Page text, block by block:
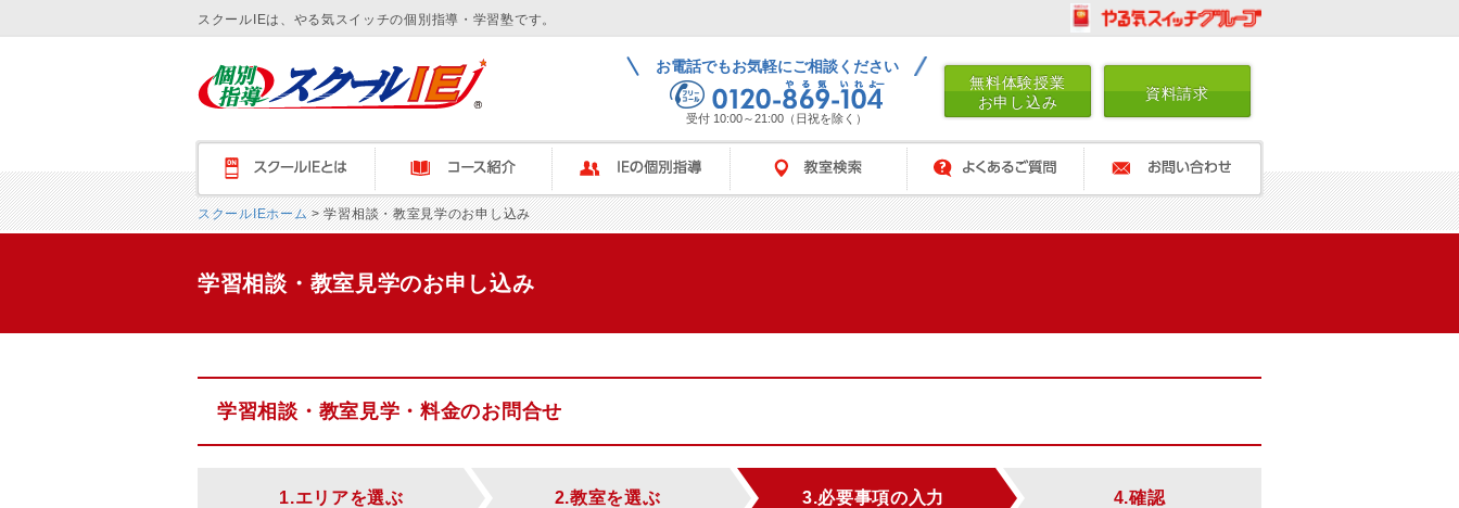
スクールIEは、やる気スイッチの個別指導・学習塾です。
お電話でもお気軽にご相談ください
受付 10:00～21:00（日祝を除く）
無料体験授業
お申し込み
資料請求
スクールＩＥとは コース紹介 IEの個別指導 教室検索 よくあるご質問 お問い合わせ
スクールIEホーム> 学習相談・教室見学のお申し込み
学習相談・教室見学のお申し込み
学習相談・教室見学・料金のお問合せ
1.エリアを選ぶ 2.教室を選ぶ 3.必要事項の入力 4.確認